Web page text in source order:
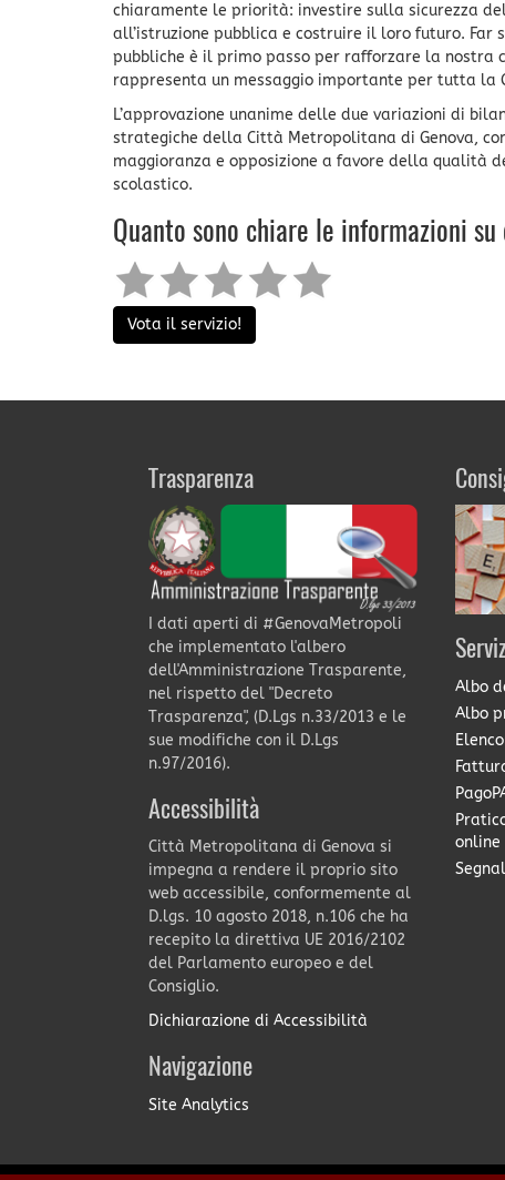
chiaramente le priorità: investire sulla sicurezza
all’istruzione pubblica e costruire il loro futuro.
pubbliche è il primo passo per rafforzare la nostra
rappresenta un messaggio importante per tutta la
L’approvazione unanime delle due variazioni di
strategiche della Città Metropolitana di Genova,
maggioranza e opposizione a favore della qualità
scolastico.
Quanto sono chiare le informazioni su
Vota il servizio!
Trasparenza
I dati aperti di #GenovaMetropoli
che implementato l'albero
dell'Amministrazione Trasparente,
nel rispetto del "Decreto
Trasparenza", (D.Lgs n.33/2013 e le
sue modifiche con il D.Lgs
n.97/2016).
Accessibilità
Città Metropolitana di Genova si
impegna a rendere il proprio sito
web accessibile, conformemente al
D.lgs. 10 agosto 2018, n.106 che ha
recepito la direttiva UE 2016/2102
del Parlamento europeo e del
Consiglio.
Dichiarazione di Accessibilità
Navigazione
Site Analytics
Albo
Albo
online